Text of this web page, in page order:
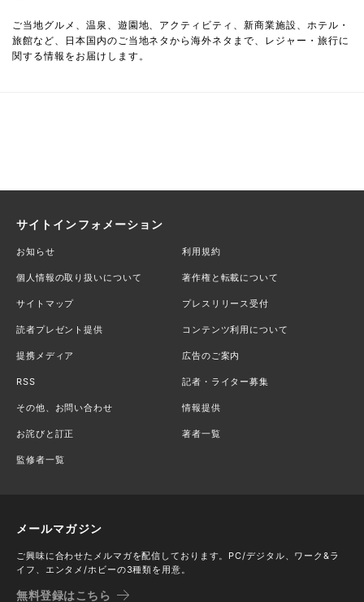
ご当地グルメ、温泉、遊園地、アクティビティ、新商業施設、ホテル・
旅館など、日本国内のご当地ネタから海外ネタまで、レジャー・旅行に
関する情報をお届けします。
サイトインフォメーション
お知らせ 利用規約
個人情報の取り扱いについて 著作権と転載について
サイトマップ プレスリリース受付
読者プレゼント提供 コンテンツ利用について
提携メディア 広告のご案内
RSS 記者・ライター募集
その他、お問い合わせ 情報提供
お詫びと訂正 著者一覧
監修者一覧
メールマガジン
ご興味に合わせたメルマガを配信しております。PC/デジタル、ワーク&ラ
イフ、エンタメ/ホビーの3種類を用意。
無料登録はこちら